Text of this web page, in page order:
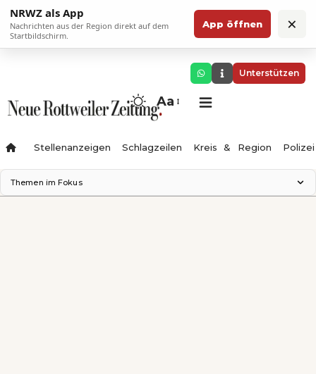
NRWZ als App
Nachrichten aus der Region direkt auf dem
Startbildschirm.
App öffnen ×
Unterstützen
Aa
Stellenanzeigen Schlagzeilen Kreis & Region Polizei
Themen im Fokus